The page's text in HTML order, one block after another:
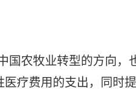
国农牧业转型的方向
疗费用的支出，同时提